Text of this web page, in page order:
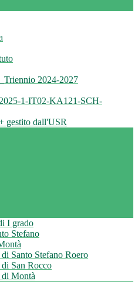
2024-2027
1-IT02-KA121-SCH-
gestito dall'USR
I grado
Stefano
Santo Stefano Roero
San Rocco
Montà